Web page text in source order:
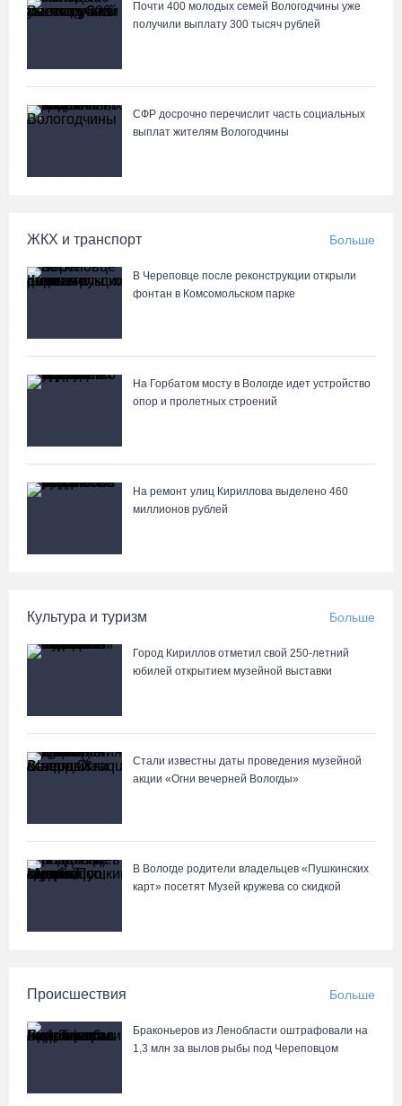
Житель Москвы пострадал в опрокинувшемся под Вытегрой
Георгий Филимонов: Мы создаём новую архитектуру
05.08.26 / 16:01
В Вологодской области клещи покусали уже 13,4 тысячи
05.08.26 / 15:47
05.08.26 / 15:44
Вытегорскую ЦРБ
Ремонт улицы Чернышевского в Вологде завершат на полгода
раньше, чем планировали
05.08.26 / 14:13
Почти 400 молодых семей Вологодчины уже
получили выплату 300 тысяч рублей
СФР досрочно перечислит часть социальных
выплат жителям Вологодчины
ЖКХ и транспорт Больше
В Череповце после реконструкции открыли
фонтан в Комсомольском парке
На Горбатом мосту в Вологде идет устройство
опор и пролетных строений
На ремонт улиц Кириллова выделено 460
миллионов рублей
Культура и туризм Больше
Город Кириллов отметил свой 250-летний
юбилей открытием музейной выставки
Стали известны даты проведения музейной
акции «Огни вечерней Вологды»
В Вологде родители владельцев «Пушкинских
карт» посетят Музей кружева со скидкой
Происшествия Больше
Браконьеров из Ленобласти оштрафовали на
1,3 млн за вылов рыбы под Череповцом